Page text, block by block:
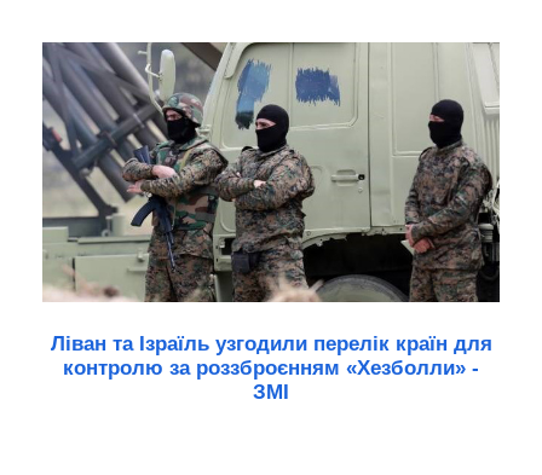
Ліван та Ізраїль узгодили перелік країн для
контролю за роззброєнням «Хезболли» -
ЗМІ